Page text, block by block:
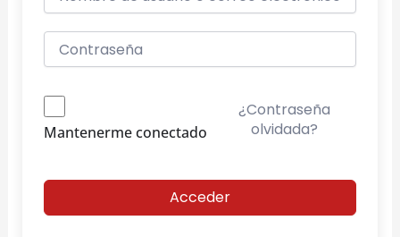
Mantenerme conectado
¿Contraseña
olvidada?
Acceder